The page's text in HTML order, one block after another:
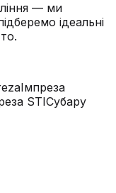
— ми
ідеальні
Імпреза
STIСубару